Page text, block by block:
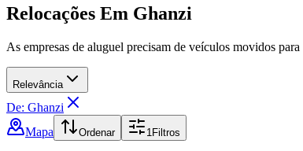
Relocações Em Ghanzi
As empresas de aluguel precisam de veículos movidos
Relevância
De: Ghanzi
Mapa
Ordenar 1Filtros